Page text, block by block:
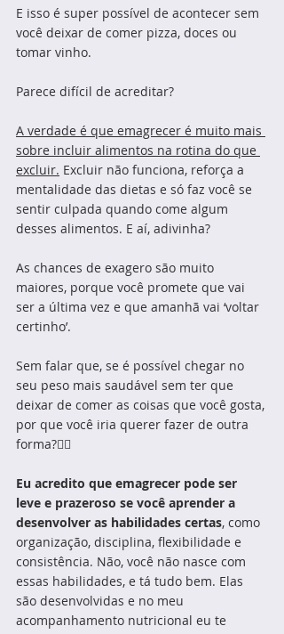
E isso é super possível de acontecer sem
você deixar de comer pizza, doces ou
tomar vinho.
Parece difícil de acreditar?
A verdade é que emagrecer é muito mais
sobre incluir alimentos na rotina do que
excluir. Excluir não funciona, reforça a
mentalidade das dietas e só faz você se
sentir culpada quando come algum
desses alimentos. E aí, adivinha?
As chances de exagero são muito
maiores, porque você promete que vai
ser a última vez e que amanhã vai ‘voltar
certinho’.
Sem falar que, se é possível chegar no
seu peso mais saudável sem ter que
deixar de comer as coisas que você gosta,
por que você iria querer fazer de outra
forma?🤷‍♀️
Eu acredito que emagrecer pode ser
leve e prazeroso se você aprender a
desenvolver as habilidades certas, como
organização, disciplina, flexibilidade e
consistência. Não, você não nasce com
essas habilidades, e tá tudo bem. Elas
são desenvolvidas e no meu
acompanhamento nutricional eu te